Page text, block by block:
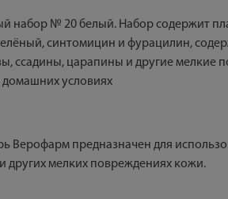
№ 20 белый. Набор содержит
синтомицин и фурацилин,
ссадины, царапины и другие мелкие
условиях
Верофарм предназначен для
других мелких повреждениях кожи.